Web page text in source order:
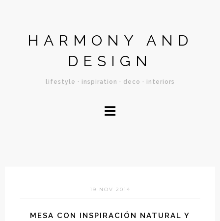
HARMONY AND
DESIGN
lifestyle · inspiration · deco · interiors
≡
19 NOV 2014
MESA CON INSPIRACIÓN NATURAL Y